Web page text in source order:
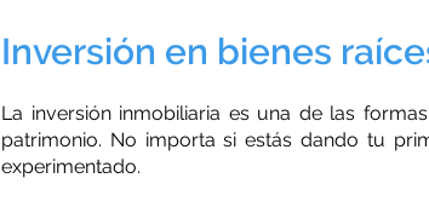
Inversión en bienes
La inversión inmobiliaria es una de las
patrimonio. No importa si estás dando tu
experimentado.